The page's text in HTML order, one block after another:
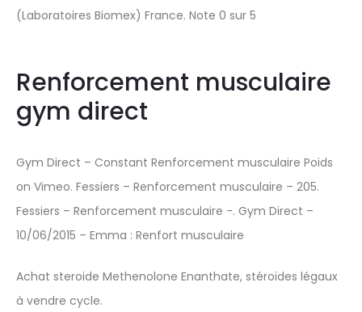
(Laboratoires Biomex) France. Note 0 sur 5
Renforcement musculaire
gym direct
Gym Direct – Constant Renforcement musculaire Poids
on Vimeo. Fessiers – Renforcement musculaire – 205.
Fessiers – Renforcement musculaire -. Gym Direct –
10/06/2015 – Emma : Renfort musculaire
Achat steroide Methenolone Enanthate, stéroïdes légaux
à vendre cycle.